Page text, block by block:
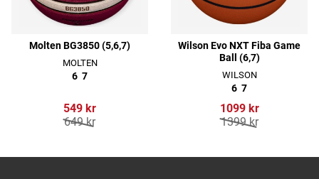
Molten BG3850 (5,6,7)
MOLTEN
6 7
549 kr
649 kr
Wilson Evo NXT Fiba Game
Ball (6,7)
WILSON
6 7
1099 kr
1399 kr